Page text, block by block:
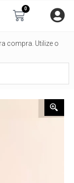
0
Carrinho
compra. Utilize o